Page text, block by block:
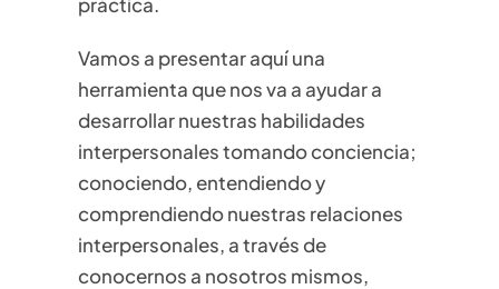
Vamos a presentar aquí una
herramienta que nos va a ayudar a
desarrollar nuestras habilidades
interpersonales tomando conciencia;
conociendo, entendiendo y
comprendiendo nuestras relaciones
interpersonales, a través de
conocernos a nosotros mismos,